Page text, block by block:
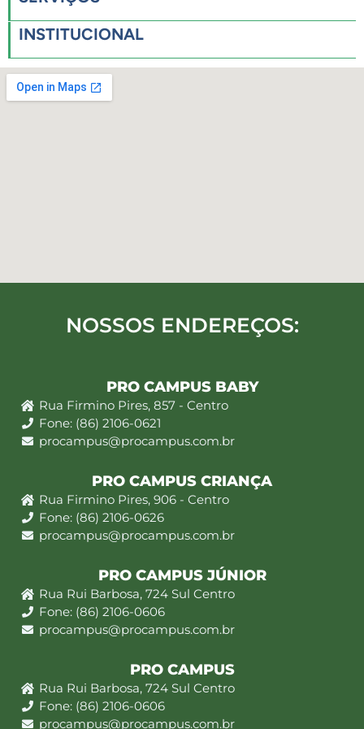
INSTITUCIONAL
NOSSOS ENDEREÇOS:
PRO CAMPUS BABY
Rua Firmino Pires, 857 - Centro
Fone: (86) 2106-0621
procampus@procampus.com.br
PRO CAMPUS CRIANÇA
Rua Firmino Pires, 906 - Centro
Fone: (86) 2106-0626
procampus@procampus.com.br
PRO CAMPUS JÚNIOR
Rua Rui Barbosa, 724 Sul Centro
Fone: (86) 2106-0606
procampus@procampus.com.br
PRO CAMPUS
Rua Rui Barbosa, 724 Sul Centro
Fone: (86) 2106-0606
procampus@procampus.com.br